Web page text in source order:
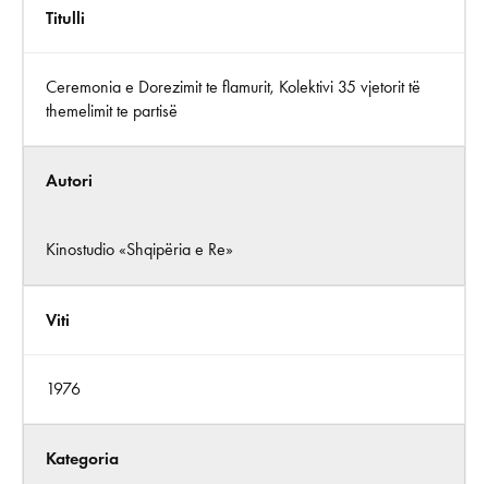
Titulli
Ceremonia e Dorezimit te flamurit, Kolektivi 35 vjetorit të
themelimit te partisë
Autori
Kinostudio «Shqipëria e Re»
Viti
1976
Kategoria